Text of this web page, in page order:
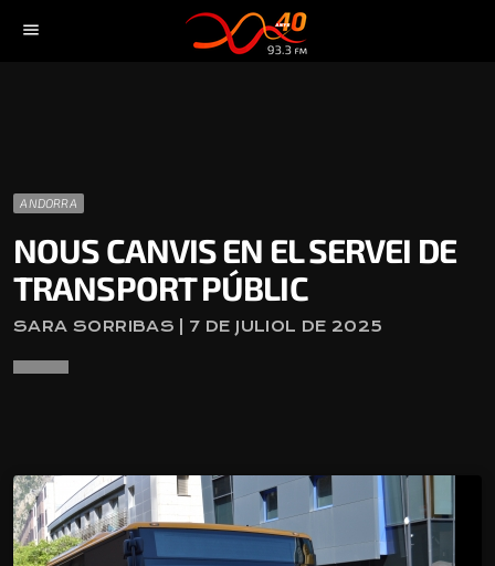
menu
ANDORRA
NOUS CANVIS EN EL SERVEI DE
TRANSPORT PÚBLIC
SARA SORRIBAS | 7 DE JULIOL DE 2025